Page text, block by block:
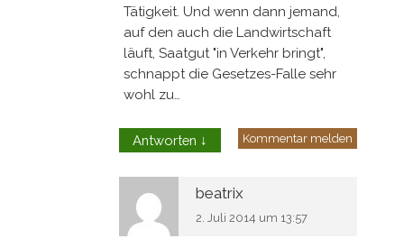
Tätigkeit. Und wenn dann jemand,
auf den auch die Landwirtschaft
läuft, Saatgut "in Verkehr bringt",
schnappt die Gesetzes-Falle sehr
wohl zu…
Antworten ↓ Kommentar melden
beatrix
2. Juli 2014 um 13:57